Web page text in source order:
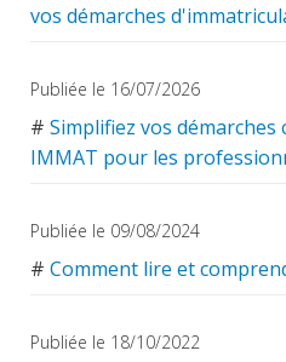
vos démarches
Publiée le 16/07/2026
# Simplifiez vos démarches
IMMAT pour les
Publiée le 09/08/2024
# Comment lire et
Publiée le 18/10/2022